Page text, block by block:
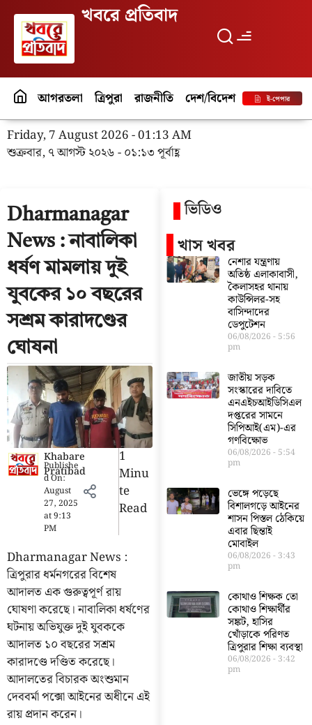
খবরে প্রতিবাদ
আগরতলা ত্রিপুরা রাজনীতি দেশ/বিদেশ পর্যটনই-পেপার
Friday, 7 August 2026 - 01:13 AM
শুক্রবার, ৭ আগস্ট ২০২৬ - ০১:১৩ পূর্বাহ্ণ
Dharmanagar
News : নাবালিকা
ধর্ষণ মামলায় দুই
যুবকের ১০ বছরের
সশ্রম কারাদণ্ডের
ঘোষনা
Khabare
Pratibad
Publishe
d On:
August
27, 2025
at9:13
PM
1
Minu
Te
Read
Dharmanagar News :
ত্রিপুরার ধর্মনগরের বিশেষ
আদালত এক গুরুত্বপূর্ণ রায়
ঘোষণা করেছে। নাবালিকা ধর্ষণের
ঘটনায় অভিযুক্ত দুই যুবককে
আদালত ১০ বছরের সশ্রম
কারাদণ্ডে দণ্ডিত করেছে।
আদালতের বিচারক অংশুমান
দেববর্মা পক্সো আইনের অধীনে এই
রায় প্রদান করেন।
ভিডিও
খাস খবর
নেশার যন্ত্রণায়
অতিষ্ঠ এলাকাবাসী,
কৈলাসহর থানায়
কাউন্সিলর-সহ
বাসিন্দাদের
ডেপুটেশন
06/08/2026 5:56
pm
জাতীয় সড়ক
সংস্কারের দাবিতে
এনএইচআইডিসিএল
দপ্তরের সামনে
সিপিআই(এম)-এর
গণবিক্ষোভ
06/08/2026 5:54
pm
ভেঙ্গে পড়েছে
বিশালগড়ে আইনের
শাসন পিস্তল ঠেকিয়ে
এবার ছিন্তাই
মোবাইল
06/08/2026 3:43
pm
কোথাও শিক্ষক তো
কোথাও শিক্ষার্থীর
সঙ্কট, হাসির
খোঁড়াকে পরিণত
ত্রিপুরার শিক্ষা ব্যবস্থা
06/08/2026 3:42
pm